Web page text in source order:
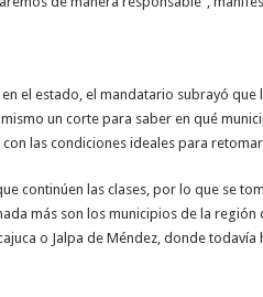
el estado, el mandatario subrayó que
un corte para saber en qué
las condiciones ideales para
continúen las clases, por lo que se
más son los municipios de la región
o Jalpa de Méndez, donde